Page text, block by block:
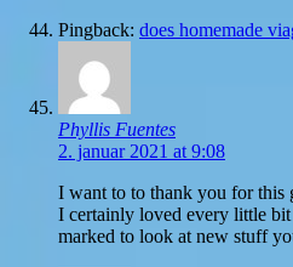
Pingback: does homemade
Phyllis Fuentes
2. januar 2021 at 9:08
I want to to thank you for this
I certainly loved every little
marked to look at new stuff